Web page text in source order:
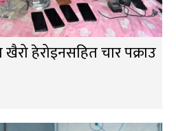
हेरोइनसहित चार पक्राउ